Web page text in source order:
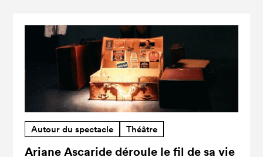
Autour du spectacle Théâtre
Ariane Ascaride déroule le fil de sa vie